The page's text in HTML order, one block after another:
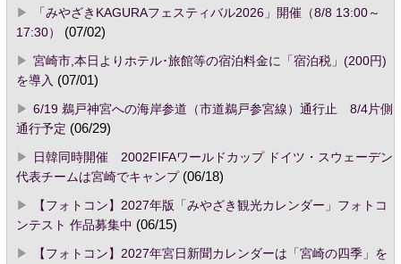
「みやざきKAGURAフェスティバル2026」開催（8/8 13:00～
17:30）
(07/02)
宮崎市,本日よりホテル･旅館等の宿泊料金に「宿泊税」(200円)
を導入 (07/01)
6/19 鵜戸神宮への海岸参道（市道鵜戸参宮線）通行止 8/4片側
通行予定 (06/29)
日韓同時開催 2002FIFAワールドカップ ドイツ・スウェーデン
代表チームは宮崎でキャンプ(06/18)
【フォトコン】2027年版「みやざき観光カレンダー」フォトコ
ンテスト 作品募集中 (06/15)
【フォトコン】2027年宮日新聞カレンダーは「宮崎の四季」を